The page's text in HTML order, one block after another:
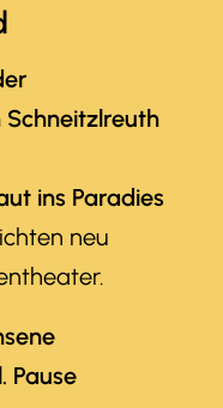
Schneitzlreuth
ins Paradies
neu
Pause